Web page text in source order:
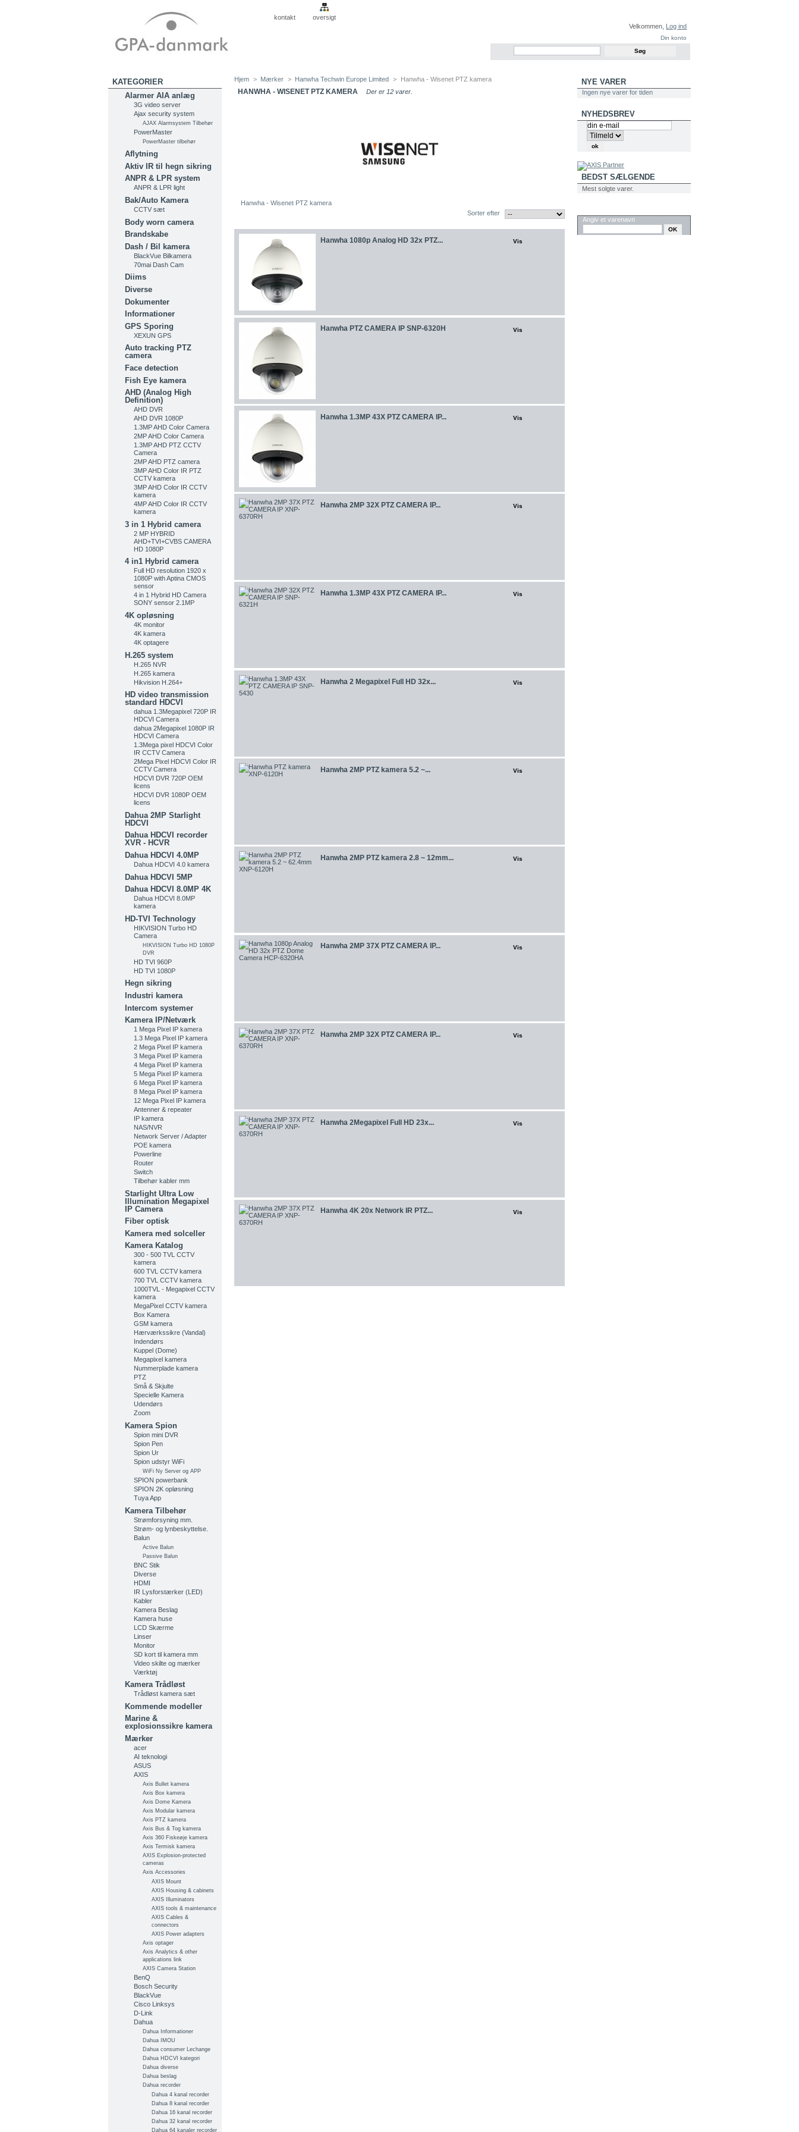
kontakt
oversigt
Velkommen,
Log ind
Din konto
KATEGORIER
Alarmer AIA anlæg
3G video server
Ajax security system
AJAX Alarmsystem Tilbehør
PowerMaster
PowerMaster tilbehør
Aflytning
Aktiv IR til hegn sikring
ANPR & LPR system
ANPR & LPR light
Bak/Auto Kamera
CCTV sæt
Body worn camera
Brandskabe
Dash / Bil kamera
BlackVue Bilkamera
70mai Dash Cam
Diims
Diverse
Dokumenter
Informationer
GPS Sporing
XEXUN GPS
Auto tracking PTZ
camera
Face detection
Fish Eye kamera
AHD (Analog High
Definition)
AHD DVR
AHD DVR 1080P
1.3MP AHD Color Camera
2MP AHD Color Camera
1.3MP AHD PTZ CCTV
Camera
2MP AHD PTZ camera
3MP AHD Color IR PTZ
CCTV kamera
3MP AHD Color IR CCTV
kamera
4MP AHD Color IR CCTV
kamera
3 in 1 Hybrid camera
2 MP HYBRID
AHD+TVI+CVBS CAMERA
HD 1080P
4 in1 Hybrid camera
Full HD resolution 1920 x
1080P with Aptina CMOS
sensor
4 in 1 Hybrid HD Camera
SONY sensor 2.1MP
4K opløsning
4K monitor
4K kamera
4K optagere
H.265 system
H.265 NVR
H.265 kamera
Hikvision H.264+
HD video transmission
standard HDCVI
dahua 1.3Megapixel 720P IR
HDCVI Camera
dahua 2Megapixel 1080P IR
HDCVI Camera
1.3Mega pixel HDCVI Color
IR CCTV Camera
2Mega Pixel HDCVI Color IR
CCTV Camera
HDCVI DVR 720P OEM
licens
HDCVI DVR 1080P OEM
licens
Dahua 2MP Starlight
HDCVI
Dahua HDCVI recorder
XVR - HCVR
Dahua HDCVI 4.0MP
Dahua HDCVI 4.0 kamera
Dahua HDCVI 5MP
Dahua HDCVI 8.0MP 4K
Dahua HDCVI 8.0MP
kamera
HD-TVI Technology
HIKVISION Turbo HD
Camera
HIKVISION Turbo HD 1080P
DVR
HD TVI 960P
HD TVI 1080P
Hegn sikring
Industri kamera
Intercom systemer
Kamera IP/Netværk
1 Mega Pixel IP kamera
1.3 Mega Pixel IP kamera
2 Mega Pixel IP kamera
3 Mega Pixel IP kamera
4 Mega Pixel IP kamera
5 Mega Pixel IP kamera
6 Mega Pixel IP kamera
8 Mega Pixel IP kamera
12 Mega Pixel IP kamera
Antenner & repeater
IP kamera
NAS/NVR
Network Server / Adapter
POE kamera
Powerline
Router
Switch
Tilbehør kabler mm
Starlight Ultra Low
Illumination Megapixel
IP Camera
Fiber optisk
Kamera med solceller
Kamera Katalog
300 - 500 TVL CCTV
kamera
600 TVL CCTV kamera
700 TVL CCTV kamera
1000TVL - Megapixel CCTV
kamera
MegaPixel CCTV kamera
Box Kamera
GSM kamera
Hærværkssikre (Vandal)
Indendørs
Kuppel (Dome)
Megapixel kamera
Nummerplade kamera
PTZ
Små & Skjulte
Specielle Kamera
Udendørs
Zoom
Kamera Spion
Spion mini DVR
Spion Pen
Spion Ur
Spion udstyr WiFi
WiFi Ny Server og APP
SPION powerbank
SPION 2K opløsning
Tuya App
Kamera Tilbehør
Strømforsyning mm.
Strøm- og lynbeskyttelse.
Balun
Active Balun
Passive Balun
BNC Stik
Diverse
HDMI
IR Lysforstærker (LED)
Kabler
Kamera Beslag
Kamera huse
LCD Skærme
Linser
Monitor
SD kort til kamera mm
Video skilte og mærker
Værktøj
Kamera Trådløst
Trådløst kamera sæt
Kommende modeller
Marine &
explosionssikre kamera
Mærker
acer
AI teknologi
ASUS
AXIS
Axis Bullet kamera
Axis Box kamera
Axis Dome Kamera
Axis Modular kamera
Axis PTZ kamera
Axis Bus & Tog kamera
Axis 360 Fiskeøje kamera
Axis Termisk kamera
AXIS Explosion-protected
cameras
Axis Accessories
AXIS Mount
AXIS Housing & cabinets
AXIS Illuminators
AXIS tools & maintenance
AXIS Cables &
connectors
AXIS Power adapters
Axis optager
Axis Analytics & other
applications link
AXIS Camera Station
BenQ
Bosch Security
BlackVue
Cisco Linksys
D-Link
Dahua
Dahua Informationer
Dahua IMOU
Dahua consumer Lechange
Dahua HDCVI kategori
Dahua diverse
Dahua beslag
Dahua recorder
Dahua 4 kanal recorder
Dahua 8 kanal recorder
Dahua 16 kanal recorder
Dahua 32 kanal recorder
Dahua 64 kanaler recorder
Hjem > Mærker > Hanwha Techwin Europe Limited > Hanwha - Wisenet PTZ kamera
HANWHA - WISENET PTZ KAMERA Der er 12 varer.
Hanwha - Wisenet PTZ kamera
Sorter efter
Hanwha 1080p Analog HD 32x PTZ... Vis
Hanwha PTZ CAMERA IP SNP-6320H Vis
Hanwha 1.3MP 43X PTZ CAMERA IP... Vis
Hanwha 2MP 32X PTZ CAMERA IP... Vis
Hanwha 1.3MP 43X PTZ CAMERA IP... Vis
Hanwha 2 Megapixel Full HD 32x... Vis
Hanwha 2MP PTZ kamera 5.2 ~... Vis
Hanwha 2MP PTZ kamera 2.8 ~ 12mm... Vis
Hanwha 2MP 37X PTZ CAMERA IP... Vis
Hanwha 2MP 32X PTZ CAMERA IP... Vis
Hanwha 2Megapixel Full HD 23x... Vis
Hanwha 4K 20x Network IR PTZ... Vis
NYE VARER
Ingen nye varer for tiden
NYHEDSBREV
BEDST SÆLGENDE
Mest solgte varer.
Angiv et varenavn